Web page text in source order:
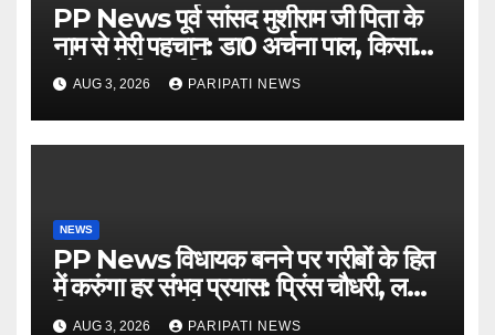
PP News पूर्व सांसद मुशीराम जी पिता के
नाम से मेरी पहचान: डा0 अर्चना पाल, किसान
चौपाल में दिया परिचय
AUG 3, 2026 PARIPATI NEWS
NEWS
PP News विधायक बनने पर गरीबों के हित
में करुंगा हर संभव प्रयास: प्रिंस चौधरी, लगाई
किसान मजदूर चौपाल
AUG 3, 2026 PARIPATI NEWS